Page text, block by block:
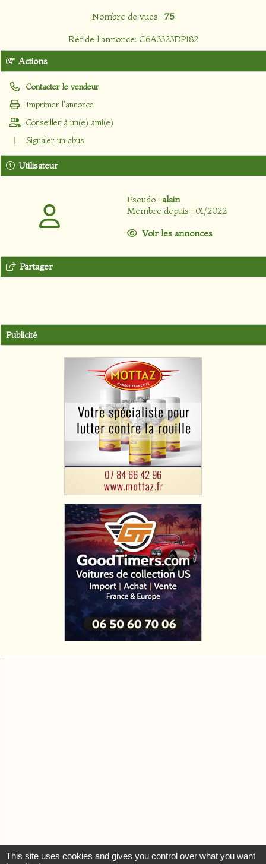
Nombre de vues : 75
Réf de l'annonce: C6A3323DP182
Utilisateur
Pseudo : alain
Membre depuis : 01/2022
Voir les annonces
Actions
Contacter le vendeur
Imprimer l'annonce
Conseiller à un(e) ami(e)
Signaler un abus
Partager
Publicité
This site uses cookies and gives you control over what you want